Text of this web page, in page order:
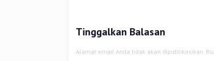
Tinggalkan Balasan
Alamat email Anda tidak akan dipublikasikan.